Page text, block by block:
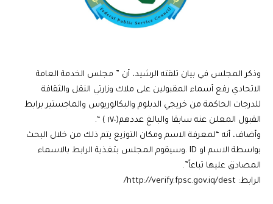
وذكر المجلس في بيان تلقته الرشيد، أن ” مجلس الخدمة العامة
الاتحادي رفع أسماء المقبولين على ملاك وزارتي النقل والثقافة
للدرجات الحاكمة من خريجي الدبلوم والبكالوريوس والماجستير برابط
القبول المعلن عنه سابقا والبالغ عددهم(١٧٠ ) “.
وأضاف، أنه “لمعرفة الاسم ومكان التوزيع يتم ذلك من خلال البحث
بواسطة الاسم او ID .وسيقوم المجلس بتغذية الرابط بالاسماء
المصادق عليها تباعاً”.
الرابط: http://verify.fpsc.gov.iq/dest/